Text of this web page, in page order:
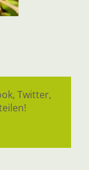
Twitter,